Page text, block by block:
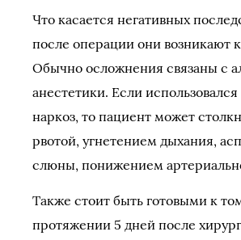
Что касается негативных
после операции они возникают
Обычно осложнения связаны с
анестетики. Если
наркоз, то пациент может
рвотой, угнетением дыхания,
слюны, понижением
Также стоит быть готовыми к
протяжении 5 дней после